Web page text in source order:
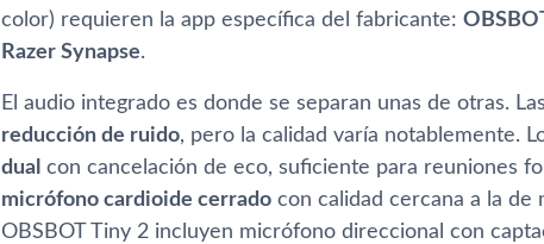
color) requieren la app específica del fabricante:
Razer Synapse.
El audio integrado es donde se separan unas de otras.
reducción de ruido, pero la calidad varía notablemente.
dual con cancelación de eco, suficiente para reuniones
micrófono cardioide cerrado con calidad cercana a la de
OBSBOT Tiny 2 incluyen micrófono direccional con